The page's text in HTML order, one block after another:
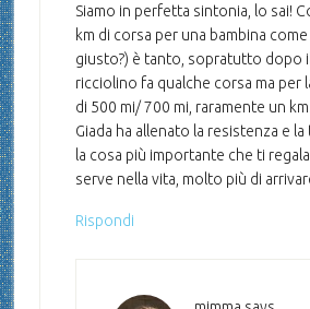
Siamo in perfetta sintonia, lo sai!
km di corsa per una bambina come
giusto?) è tanto, sopratutto dopo
ricciolino fa qualche corsa ma per
di 500 mi/ 700 mi, raramente un
Giada ha allenato la resistenza e
la cosa più importante che ti
serve nella vita, molto più di
Rispondi